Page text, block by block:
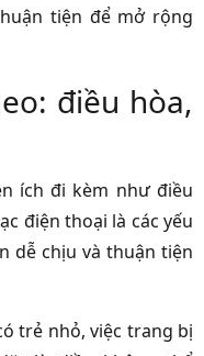
tiện để mở rộng
điều hòa,
ích đi kèm như điều
điện thoại là các yếu
dễ chịu và thuận tiện
trẻ nhỏ, việc trang bị